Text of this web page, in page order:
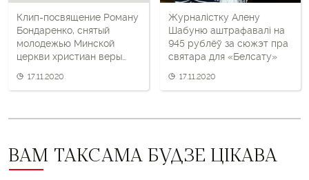
Клип-посвящение Роману
Бондаренко, снятый
молодежью Минской
церкви христиан веры
«Благодать»
17.11.2020
Журналістку Алену
Шабуню аштрафавалі на
945 рублёў за сюжэт пра
святара для «Белсату»
17.11.2020
ВАМ ТАКСАМА БУДЗЕ ЦІКАВА